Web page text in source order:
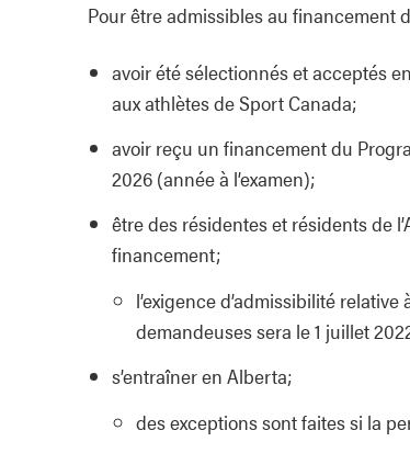
Pour être admissibles au financement
avoir été sélectionnés et acceptés
aux athlètes de Sport Canada;
avoir reçu un financement du
2026 (année à l’examen);
être des résidentes et résidents de
financement;
l’exigence d’admissibilité
demandeuses sera le 1 juillet
s’entraîner en Alberta;
des exceptions sont faites si la